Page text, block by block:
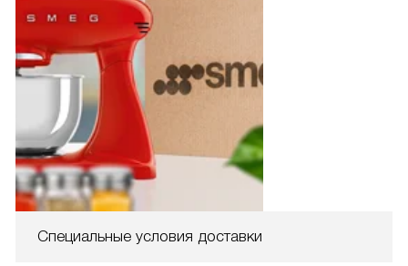
Специальные условия доставки